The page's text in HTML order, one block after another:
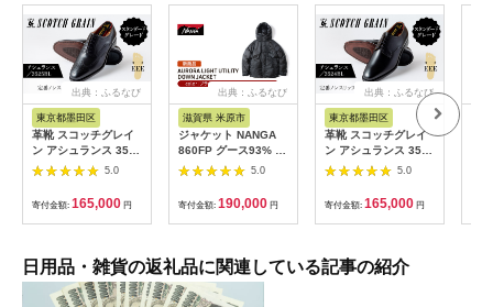
出典：ふるなび
東京都墨田区
革靴 スコッチグレイ
ン アシュランス 3525
革靴 26.0cm
5.0
寄付金額: 165,000 円
出典：ふるなび
滋賀県 米原市
ジャケット NANGA
860FP グース93% ジ
ャケット コヨーテM
5.0
寄付金額: 190,000 円
出典：ふるなび
東京都墨田区
革靴 スコッチグレイ
ン アシュランス 3524
革靴 24.0cm
5.0
寄付金額: 165,000 円
日用品・雑貨の返礼品に関連している記事の紹介